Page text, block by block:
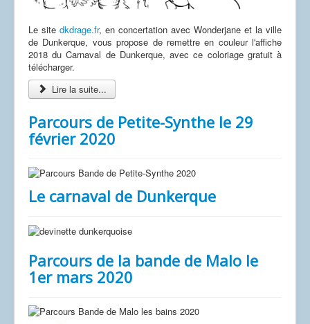
Le site dkdrage.fr, en concertation avec Wonderjane et la ville
de Dunkerque, vous propose de remettre en couleur l'affiche
2018 du Carnaval de Dunkerque, avec ce coloriage gratuit à
télécharger.
Lire la suite...
Parcours de Petite-Synthe le 29
février 2020
Le carnaval de Dunkerque
Parcours de la bande de Malo le
1er mars 2020